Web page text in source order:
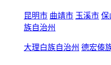
昆明市 曲靖市 玉溪市 保
族自治州
大理白族自治州 德宏傣